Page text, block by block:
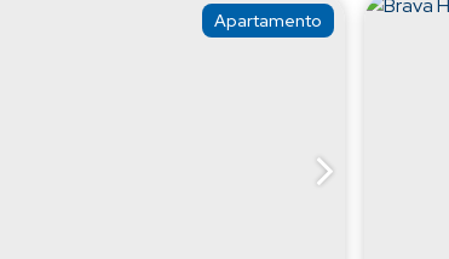
Apartamento